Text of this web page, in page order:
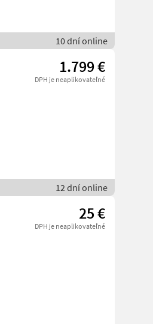
10 dní online
1.799 €
DPH je neaplikovateľné
12 dní online
25 €
DPH je neaplikovateľné